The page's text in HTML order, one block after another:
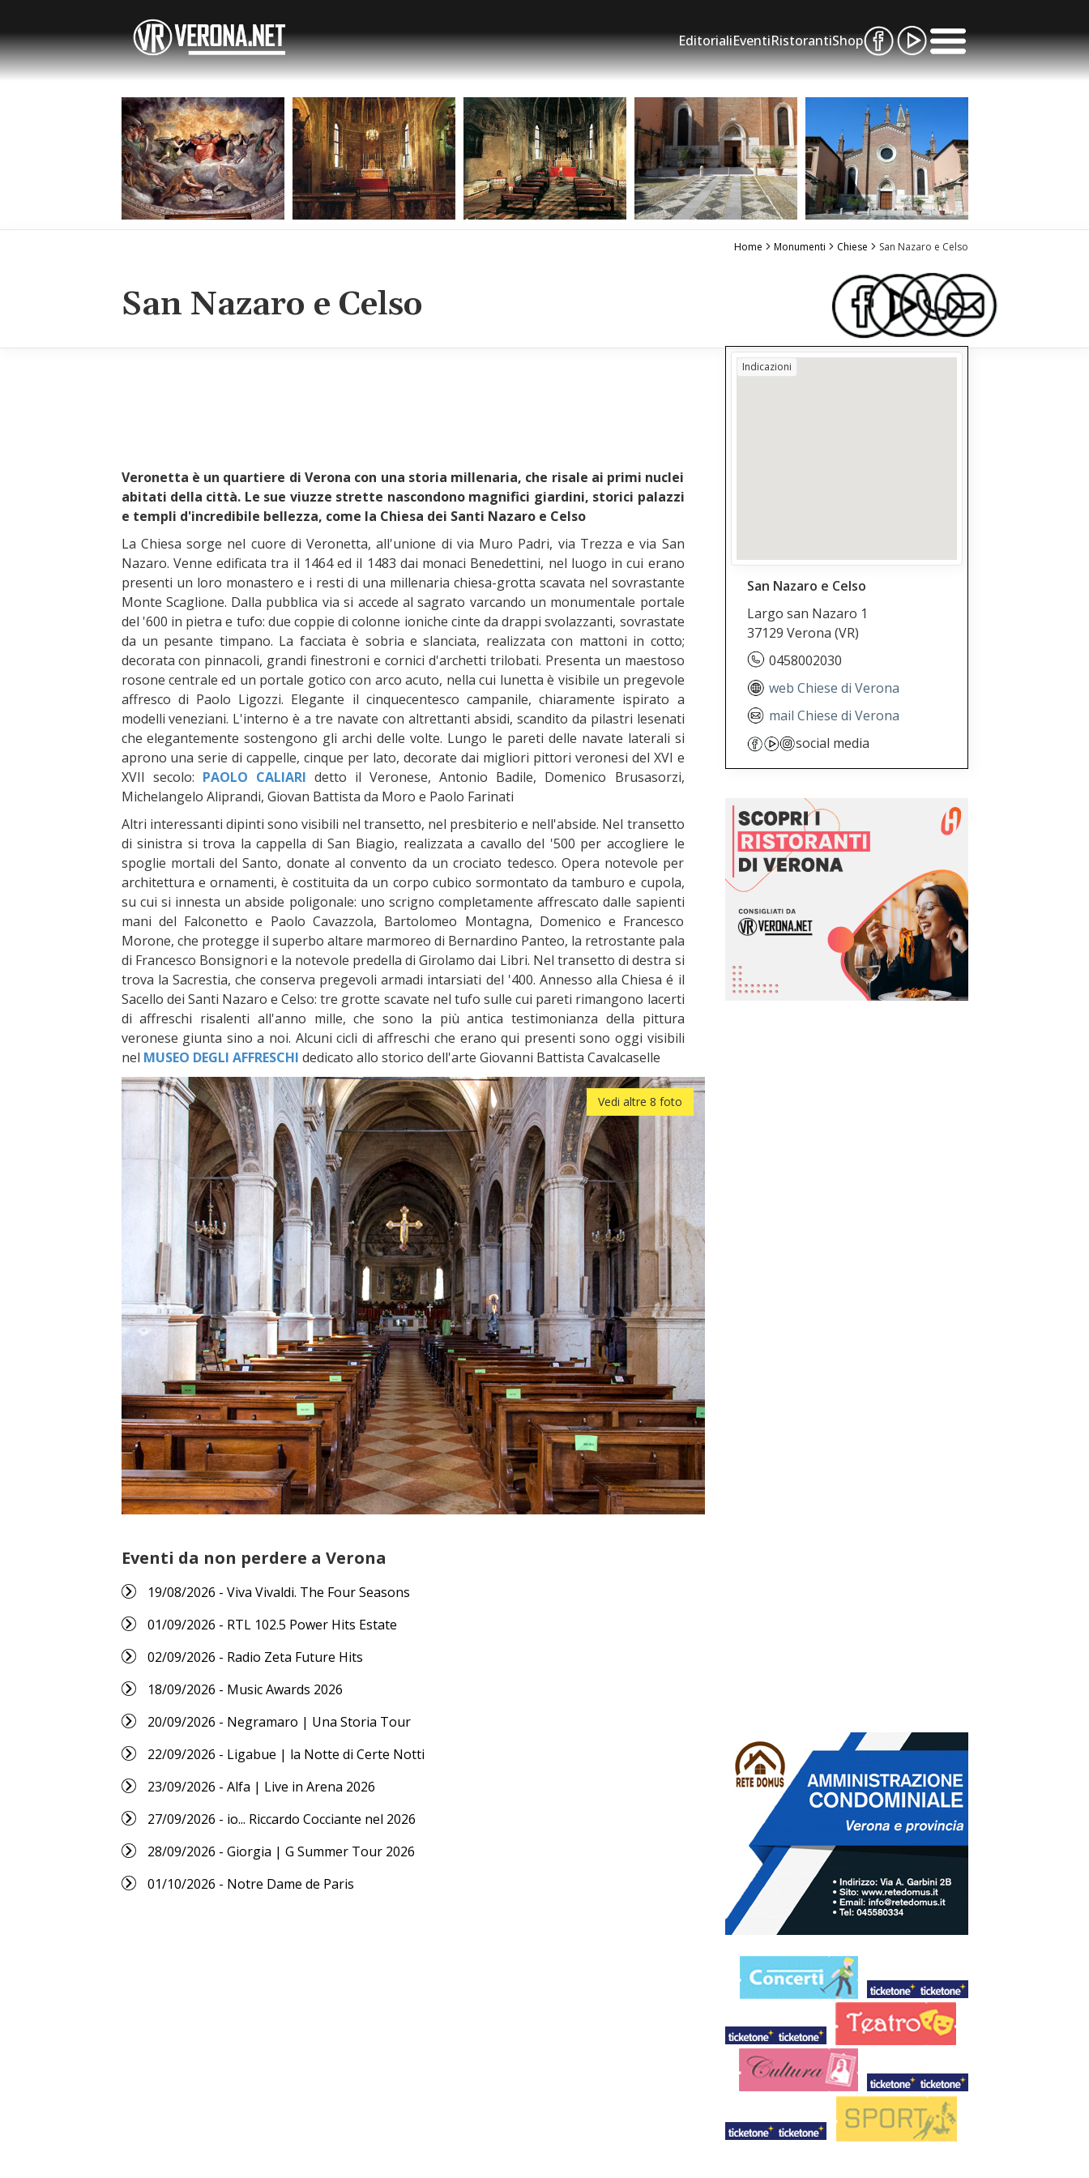
EditorialiEventiRistorantiShop
Home Monumenti Chiese San Nazaro e Celso
San Nazaro e Celso
Veronetta è un quartiere di Verona con una storia millenaria, che risale ai primi nuclei
abitati della città. Le sue viuzze strette nascondono magnifici giardini, storici palazzi
e templi d'incredibile bellezza, come la Chiesa dei Santi Nazaro e Celso
La Chiesa sorge nel cuore di Veronetta, all'unione di via Muro Padri, via Trezza e via San
Nazaro. Venne edificata tra il 1464 ed il 1483 dai monaci Benedettini, nel luogo in cui erano
presenti un loro monastero e i resti di una millenaria chiesa-grotta scavata nel sovrastante
Monte Scaglione. Dalla pubblica via si accede al sagrato varcando un monumentale portale
del '600 in pietra e tufo: due coppie di colonne ioniche cinte da drappi svolazzanti, sovrastate
da un pesante timpano. La facciata è sobria e slanciata, realizzata con mattoni in cotto;
decorata con pinnacoli, grandi finestroni e cornici d'archetti trilobati. Presenta un maestoso
rosone centrale ed un portale gotico con arco acuto, nella cui lunetta è visibile un pregevole
affresco di Paolo Ligozzi. Elegante il cinquecentesco campanile, chiaramente ispirato a
modelli veneziani. L'interno è a tre navate con altrettanti absidi, scandito da pilastri lesenati
che elegantemente sostengono gli archi delle volte. Lungo le pareti delle navate laterali si
aprono una serie di cappelle, cinque per lato, decorate dai migliori pittori veronesi del XVI e
XVII secolo: PAOLO CALIARI detto il Veronese, Antonio Badile, Domenico Brusasorzi,
Michelangelo Aliprandi, Giovan Battista da Moro e Paolo Farinati
Altri interessanti dipinti sono visibili nel transetto, nel presbiterio e nell'abside. Nel transetto
di sinistra si trova la cappella di San Biagio, realizzata a cavallo del '500 per accogliere le
spoglie mortali del Santo, donate al convento da un crociato tedesco. Opera notevole per
architettura e ornamenti, è costituita da un corpo cubico sormontato da tamburo e cupola,
su cui si innesta un abside poligonale: uno scrigno completamente affrescato dalle sapienti
mani del Falconetto e Paolo Cavazzola, Bartolomeo Montagna, Domenico e Francesco
Morone, che protegge il superbo altare marmoreo di Bernardino Panteo, la retrostante pala
di Francesco Bonsignori e la notevole predella di Girolamo dai Libri. Nel transetto di destra si
trova la Sacrestia, che conserva pregevoli armadi intarsiati del '400. Annesso alla Chiesa é il
Sacello dei Santi Nazaro e Celso: tre grotte scavate nel tufo sulle cui pareti rimangono lacerti
di affreschi risalenti all'anno mille, che sono la più antica testimonianza della pittura
veronese giunta sino a noi. Alcuni cicli di affreschi che erano qui presenti sono oggi visibili
nel MUSEO DEGLI AFFRESCHI dedicato allo storico dell'arte Giovanni Battista Cavalcaselle
Vedi altre 8 foto
Eventi da non perdere a Verona
19/08/2026 - Viva Vivaldi. The Four Seasons
01/09/2026 - RTL 102.5 Power Hits Estate
02/09/2026 - Radio Zeta Future Hits
18/09/2026 - Music Awards 2026
20/09/2026 - Negramaro | Una Storia Tour
22/09/2026 - Ligabue | la Notte di Certe Notti
23/09/2026 - Alfa | Live in Arena 2026
27/09/2026 - io... Riccardo Cocciante nel 2026
28/09/2026 - Giorgia | G Summer Tour 2026
01/10/2026 - Notre Dame de Paris
Indicazioni
San Nazaro e Celso
Largo san Nazaro 1
37129 Verona (VR)
0458002030
web Chiese di Verona
mail Chiese di Verona
social media